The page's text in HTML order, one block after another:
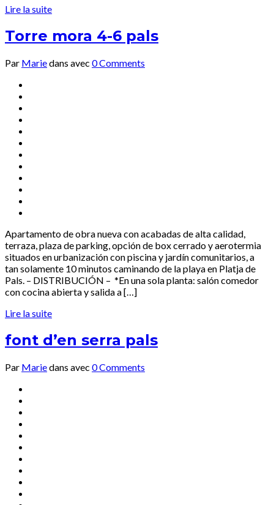
Lire la suite
Torre mora 4-6 pals
Par Mariedans avec 0 Comments
Apartamento de obra nueva con acabadas de alta calidad,
terraza, plaza de parking, opción de box cerrado y aerotermia
situados en urbanización con piscina y jardín comunitarios, a
tan solamente 10 minutos caminando de la playa en Platja de
Pals. – DISTRIBUCIÓN – *En una sola planta: salón comedor
con cocina abierta y salida a […]
Lire la suite
font d’en serra pals
Par Mariedans avec 0 Comments